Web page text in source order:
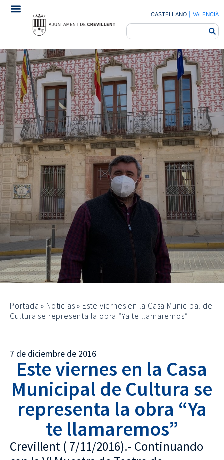
CASTELLANO VALENCIÀ
Portada » Noticias » Este viernes en la Casa Municipal de
Cultura se representa la obra “Ya te llamaremos”
7 de diciembre de 2016
Este viernes en la Casa
Municipal de Cultura se
representa la obra “Ya
te llamaremos”
Crevillent ( 7/11/2016).- Continuando